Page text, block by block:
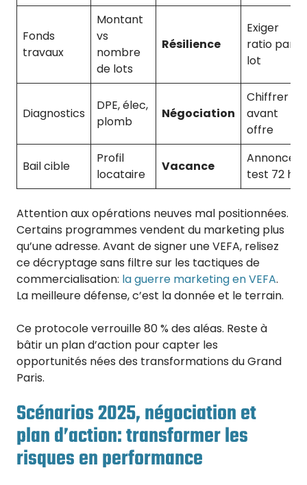
Fonds
travaux
Montant
vs
nombre
de lots
Résilience
Exiger
ratio par
lot
Diagnostics
DPE, élec,
plomb
Négociation
Chiffrer
avant
offre
Bail cible
Profil
locataire
Vacance
Annonce
test 72 h
Attention aux opérations neuves mal positionnées.
Certains programmes vendent du marketing plus
qu’une adresse. Avant de signer une VEFA, relisez
ce décryptage sans filtre sur les tactiques de
commercialisation: la guerre marketing en VEFA.
La meilleure défense, c’est la donnée et le terrain.
Ce protocole verrouille 80 % des aléas. Reste à
bâtir un plan d’action pour capter les
opportunités nées des transformations du Grand
Paris.
Scénarios 2025, négociation et
plan d’action: transformer les
risques en performance